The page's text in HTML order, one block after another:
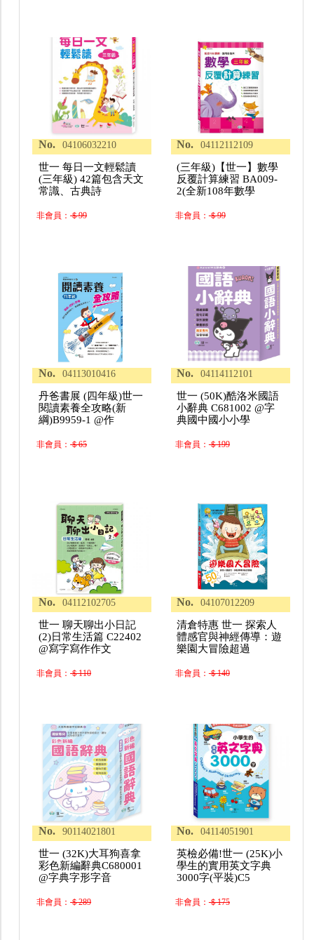
No. 04106032210
世一 每日一文輕鬆讀
(三年級) 42篇包含天文
常識、古典詩
非會員：＄99
No. 04112112109
(三年級)【世一】數學
反覆計算練習 BA009-
2(全新108年數學
非會員：＄99
No. 04113010416
丹爸書展 (四年級)世一
閱讀素養全攻略(新
綱)B9959-1 @作
非會員：＄65
No. 04114112101
世一 (50K)酷洛米國語
小辭典 C681002 @字
典國中國小小學
非會員：＄199
No. 04112102705
世一 聊天聊出小日記
(2)日常生活篇 C22402
@寫字寫作作文
非會員：＄110
No. 04107012209
清倉特惠 世一 探索人
體感官與神經傳導：遊
樂園大冒險超過
非會員：＄140
No. 90114021801
世一 (32K)大耳狗喜拿
彩色新編辭典C680001
@字典字形字音
非會員：＄289
No. 04114051901
英檢必備!世一 (25K)小
學生的實用英文字典
3000字(平裝)C5
非會員：＄175